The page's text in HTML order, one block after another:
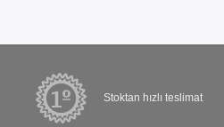
Stoktan hızlı teslimat